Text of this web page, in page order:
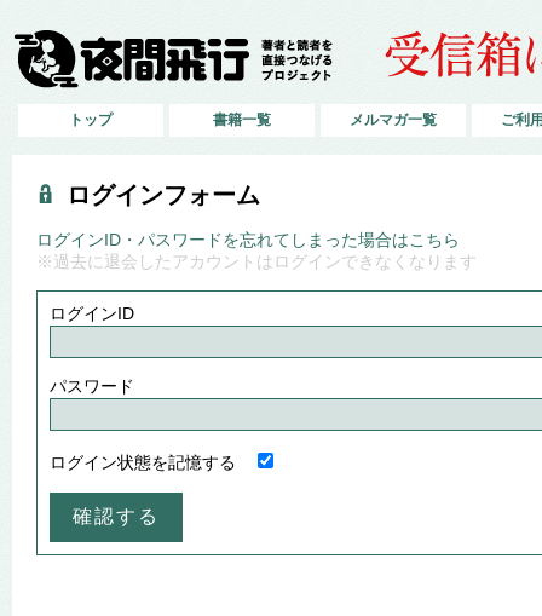
トップ 書籍一覧 メルマガ一覧 ご利
ログインフォーム
ログインID・パスワードを忘れてしまった場合はこちら
※過去に退会したアカウントはログインできなくなります
ログインID
パスワード
ログイン状態を記憶する